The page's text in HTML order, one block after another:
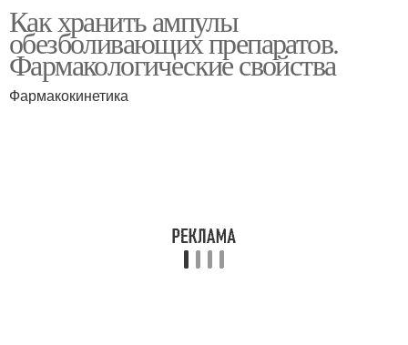
Как хранить ампулы
обезболивающих препаратов.
Фармакологические свойства
Фармакокинетика